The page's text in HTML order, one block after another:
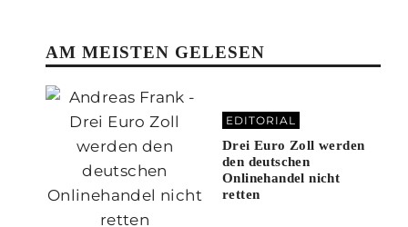
AM MEISTEN GELESEN
EDITORIAL
Drei Euro Zoll werden
den deutschen
Onlinehandel nicht
retten